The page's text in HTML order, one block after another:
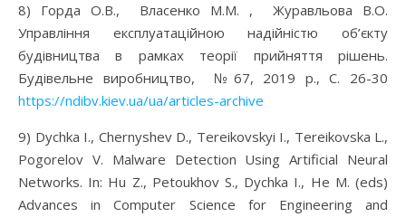
8) Горда О.В., Власенко М.М. , Журавльова В.О.
Управління експлуатаційною надійністю об’єкту
будівництва в рамках теорії прийняття рішень.
Будівельне виробництво, №67, 2019 р., С. 26-30
https://ndibv.kiev.ua/ua/articles-archive
9) Dychka I., Chernyshev D., Tereikovskyi I., Tereikovska L.,
Pogorelov V. Malware Detection Using Artificial Neural
Networks. In: Hu Z., Petoukhov S., Dychka I., He M. (eds)
Advances in Computer Science for Engineering and